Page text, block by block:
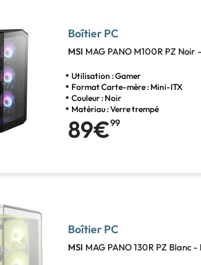
Boîtier PC
MSI MAG PANO M100R PZ Noir
Utilisation : Gamer
Format Carte-mère : Mini-ITX
Couleur : Noir
Matériau : Verre trempé
89€99
Boîtier PC
MSI MAG PANO 130R PZ Blanc